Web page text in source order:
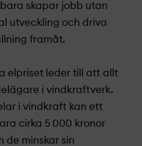
skapar jobb utan
utveckling och driva
framåt.
elpriset leder till att allt
i vindkraftverk.
i vindkraft kan ett
cirka 5 000 kronor
de minskar sin